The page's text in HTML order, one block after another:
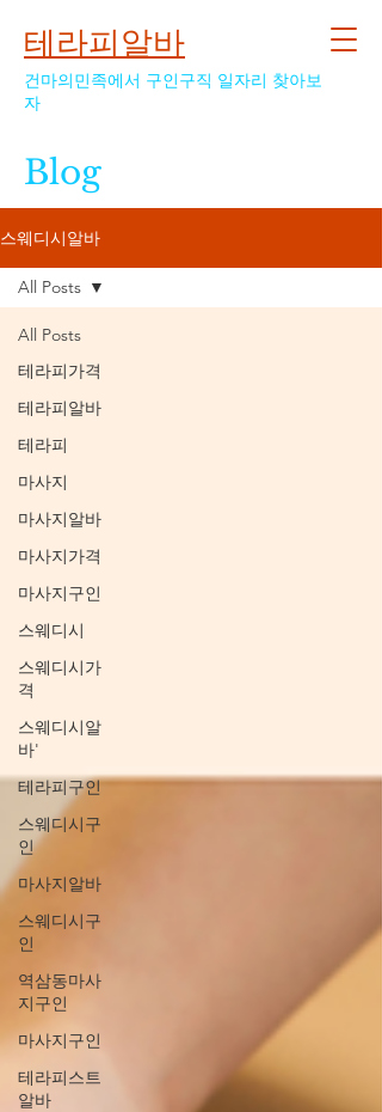
테라피알바
건마의민족에서 구인구직 일자리 찾아보
자
Blog
스웨디시알바
All Posts
테라피가격
테라피알바
테라피
마사지
마사지알바
마사지가격
마사지구인
스웨디시
스웨디시가
격
스웨디시알
바'
테라피구인
스웨디시구
인
마사지알바
스웨디시구
인
역삼동마사
지구인
마사지구인
테라피스트
알바
All Posts